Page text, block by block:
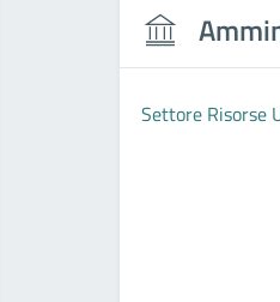
Settore Risorse